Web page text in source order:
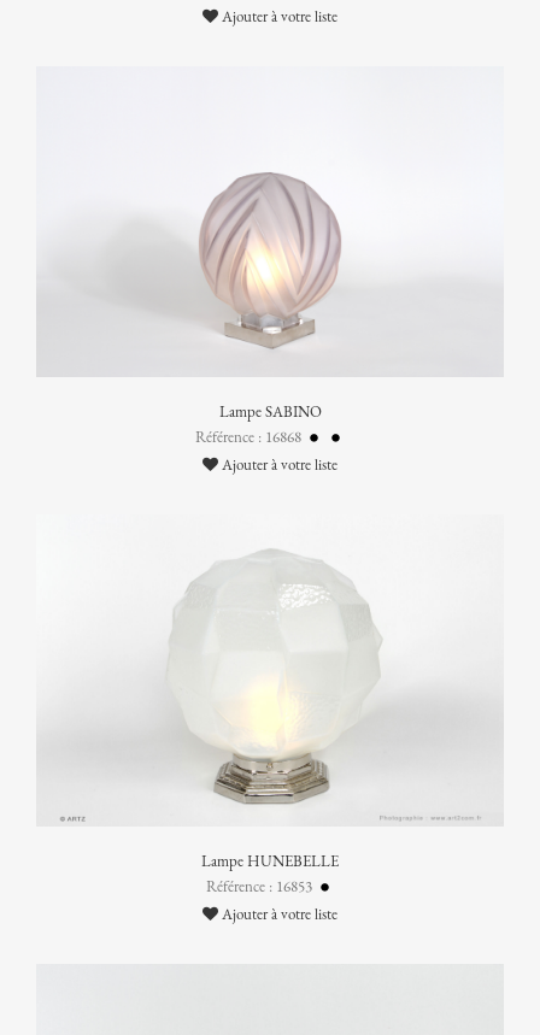
Ajouter à votre liste
Lampe SABINO
Référence : 16868
Ajouter à votre liste
Lampe HUNEBELLE
Référence : 16853
Ajouter à votre liste